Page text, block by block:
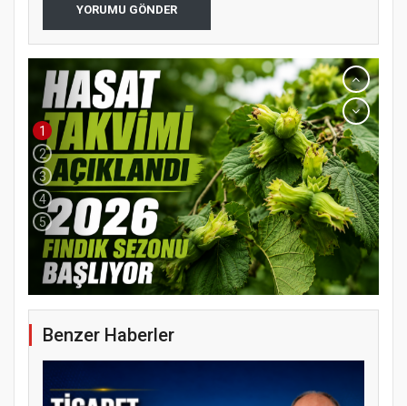
YORUMU GÖNDER
1
2
3
4
5
Benzer Haberler